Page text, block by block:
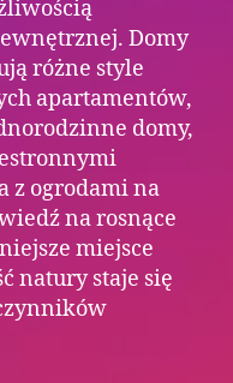
Domy
różne style
apartamentów,
domy,
z ogrodami na
na rosnące
miejsce
natury staje się